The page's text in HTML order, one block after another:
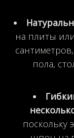
на плиты
пола,